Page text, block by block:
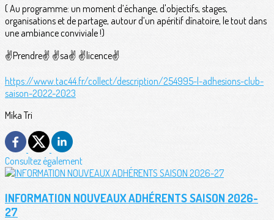
( Au programme: un moment d’échange, d'objectifs, stages,
organisations et de partage, autour d’un apéritif dînatoire, le tout dans
une ambiance conviviale !)
✌️Prendre✌️ ✌️sa✌️ ✌️licence✌️
https://www.tac44.fr/collect/description/254995-l-adhesions-club-
saison-2022-2023
Mika Tri
Consultez également
INFORMATION NOUVEAUX ADHÉRENTS SAISON 2026-
27